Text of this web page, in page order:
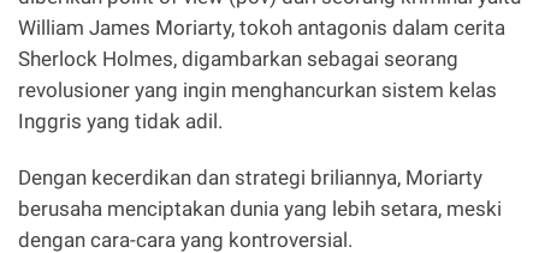
William James Moriarty, tokoh antagonis dalam cerita
Sherlock Holmes, digambarkan sebagai seorang
revolusioner yang ingin menghancurkan sistem kelas
Inggris yang tidak adil.
Dengan kecerdikan dan strategi briliannya, Moriarty
berusaha menciptakan dunia yang lebih setara, meski
dengan cara-cara yang kontroversial.